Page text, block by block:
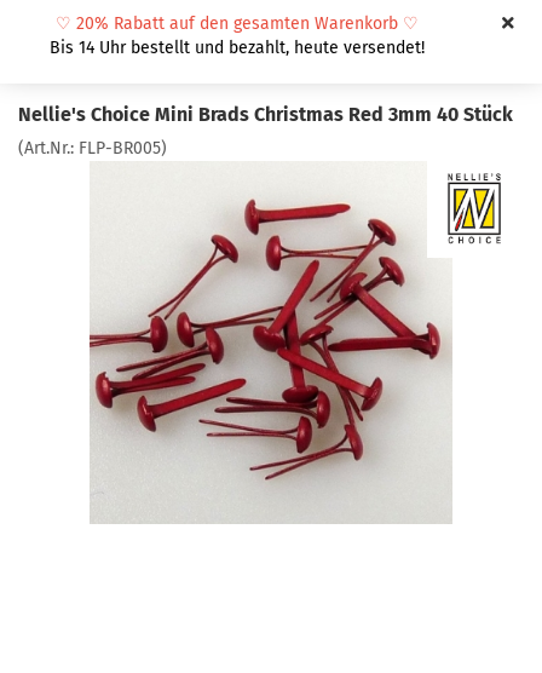
♡ 20% Rabatt auf den gesamten Warenkorb ♡
Bis 14 Uhr bestellt und bezahlt, heute versendet!
Nellie's Choice Mini Brads Christmas Red 3mm 40 Stück
(Art.Nr.: FLP-BR005)